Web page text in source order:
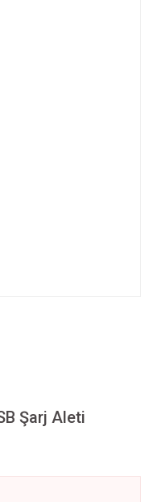
Şarj Aleti